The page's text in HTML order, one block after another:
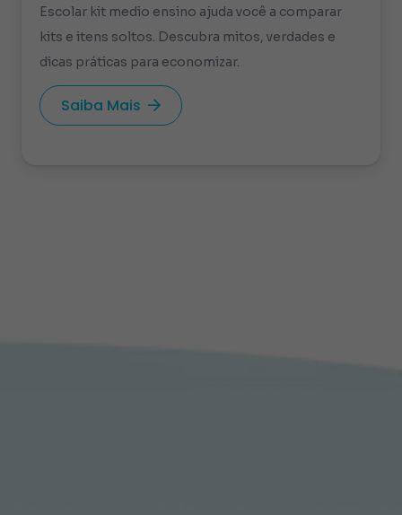
Escolar kit medio ensino ajuda você a comparar
kits e itens soltos. Descubra mitos, verdades e
dicas práticas para economizar.
Saiba Mais